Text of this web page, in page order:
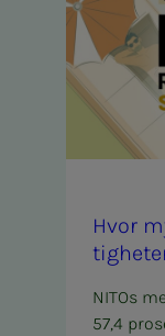
Hvor
NITOs
57,4